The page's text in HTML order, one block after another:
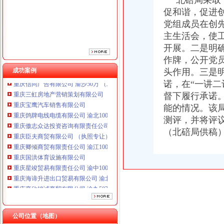
成功案例
重庆海谛升进出口贸易有限公司 渝北100万 （进出口权）
重庆奕欣锦诚商贸有限公司 渝九50万 （工商注册）
重庆信同广告有限公司 渝沙50万 （工商注册）
重庆三虹房地产营销策划有限公司
重庆宝鹰汽车销售有限公司
重庆鸽牌电线电缆有限公司 渝北10010万 (进出口权)
重庆傲志众达投资咨询有限责任公司 渝九1000万 （增资）
重庆臣夫商贸有限公司 （执照专让）
重庆卿倾商贸有限责任公司 渝江100万 （工商注册）
重庆国洪体育设施有限公司
重庆星竣贸易有限责任公司 渝中100万 （进出口权）
重庆海谛升进出口贸易有限公司 渝北100万 （进出口权）
重庆奕欣锦诚商贸有限公司 渝九50万 （工商注册）
重庆三虹房地产营销策划有限公司
重庆宝鹰汽车销售有限公司
公司位置（地图）
促和谐，促进
党组成员在创
主生活会，使
开展。二是明
作牌，公开党
头作用。三是
诺，在“一讲
督下履行承诺
能的情况。该
测评，并将评
（北碚局供稿